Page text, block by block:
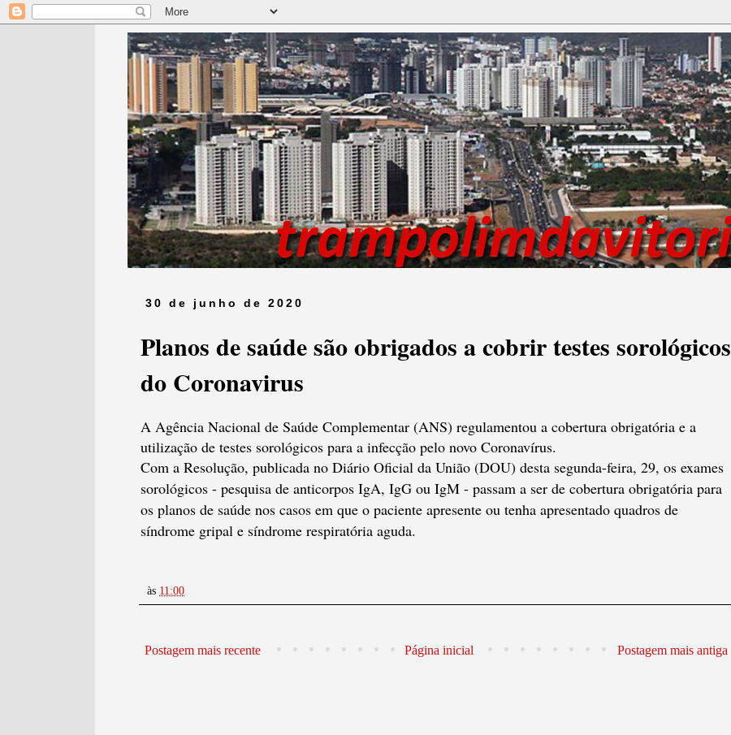
30 de junho de 2020
Planos de saúde são obrigados a cobrir testes sorológicos
do Coronavirus
A Agência Nacional de Saúde Complementar (ANS) regulamentou a cobertura obrigatória e a
utilização de testes sorológicos para a infecção pelo novo Coronavírus.
Com a Resolução, publicada no Diário Oficial da União (DOU) desta segunda-feira, 29, os exames
sorológicos - pesquisa de anticorpos IgA, IgG ou IgM - passam a ser de cobertura obrigatória para
os planos de saúde nos casos em que o paciente apresente ou tenha apresentado quadros de
síndrome gripal e síndrome respiratória aguda.
às 11:00
Postagem mais recente Postagem mais antiga
Página inicial